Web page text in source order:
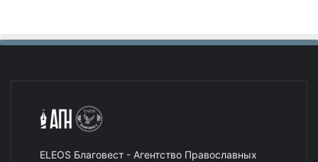
ELEOS Благовест - Агентство Православных